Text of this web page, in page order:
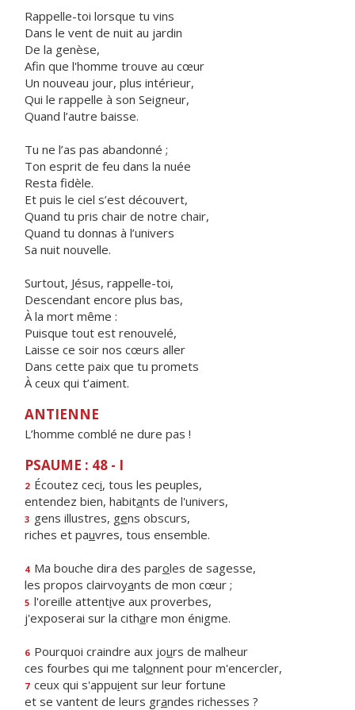
Rappelle-toi lorsque tu vins
Dans le vent de nuit au jardin
De la genèse,
Afin que l'homme trouve au cœur
Un nouveau jour, plus intérieur,
Qui le rappelle à son Seigneur,
Quand l’autre baisse.
Tu ne l’as pas abandonné ;
Ton esprit de feu dans la nuée
Resta fidèle.
Et puis le ciel s’est découvert,
Quand tu pris chair de notre chair,
Quand tu donnas à l’univers
Sa nuit nouvelle.
Surtout, Jésus, rappelle-toi,
Descendant encore plus bas,
À la mort même :
Puisque tout est renouvelé,
Laisse ce soir nos cœurs aller
Dans cette paix que tu promets
À ceux qui t’aiment.
ANTIENNE
L’homme comblé ne dure pas !
PSAUME : 48 - I
2 Écoutez ceci, tous les peuples,
entendez bien, habitants de l'univers,
3 gens illustres, gens obscurs,
riches et pauvres, tous ensemble.
4 Ma bouche dira des paroles de sagesse,
les propos clairvoyants de mon cœur ;
5 l'oreille attentive aux proverbes,
j'exposerai sur la cithare mon énigme.
6 Pourquoi craindre aux jours de malheur
ces fourbes qui me talonnent pour m'encercler,
7 ceux qui s'appuient sur leur fortune
et se vantent de leurs grandes richesses ?